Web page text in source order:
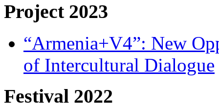
Project 2023
“Armenia+V4”: New
of Intercultural Dialogue
Festival 2022